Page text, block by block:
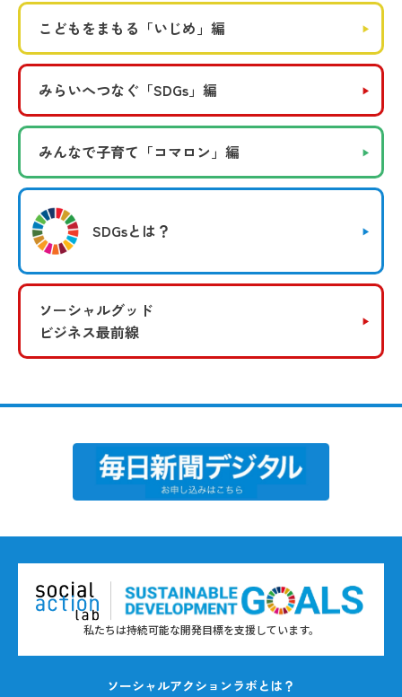
こどもをまもる 「いじめ」編
みらいへつなぐ 「SDGs」編
みんなで子育て 「コマロン」編
SDGsとは？
ソーシャルグッド
ビジネス最前線
私たちは持続可能な開発目標を支援しています。
ソーシャルアクションラボとは？